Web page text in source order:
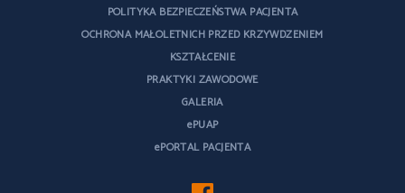
POLITYKA BEZPIECZEŃSTWA PACJENTA
OCHRONA MAŁOLETNICH PRZED KRZYWDZENIEM
KSZTAŁCENIE
PRAKTYKI ZAWODOWE
GALERIA
ePUAP
ePORTAL PACJENTA